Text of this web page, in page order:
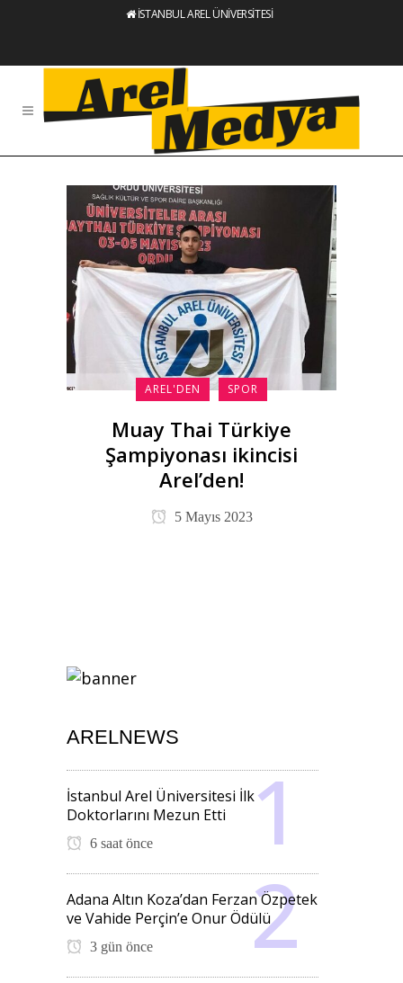
İSTANBUL AREL ÜNİVERSİTESİ
AREL'DEN SPOR
Muay Thai Türkiye
Şampiyonası ikincisi
Arel’den!
5 Mayıs 2023
ARELNEWS
İstanbul Arel Üniversitesi İlk
Doktorlarını Mezun Etti
6 saat önce
Adana Altın Koza’dan Ferzan Özpetek
ve Vahide Perçin’e Onur Ödülü
3 gün önce